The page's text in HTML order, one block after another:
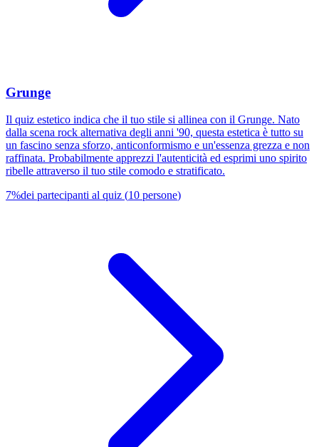
Grunge
Il quiz estetico indica che il tuo stile si allinea con il Grunge. Nato
dalla scena rock alternativa degli anni '90, questa estetica è tutto su
un fascino senza sforzo, anticonformismo e un'essenza grezza e non
raffinata. Probabilmente apprezzi l'autenticità ed esprimi uno spirito
ribelle attraverso il tuo stile comodo e stratificato.
7%dei partecipanti al quiz (10 persone)